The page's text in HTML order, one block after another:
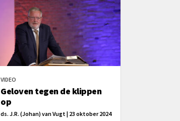
VIDEO
Geloven tegen de klippen
op
ds. J.R. (Johan) van Vugt | 23 oktober 2024